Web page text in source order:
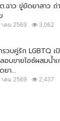
กัน
ใหญ่ 23 ส
.ฉาว ขู่ยัดยาสาว ถ่
คม 2569 3,062
วบคู่รัก LGBTQ เ
อบขายไอซ์ผสมน้ำ
ยา...
คม 2569 2,437